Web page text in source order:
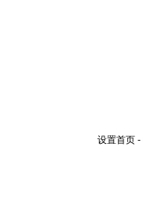
设置首页 -